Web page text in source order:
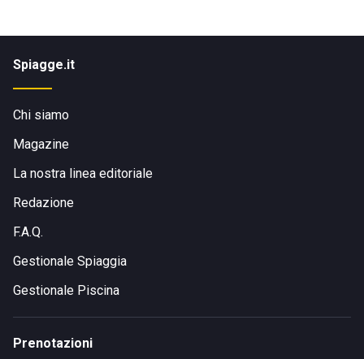
Spiagge.it
Chi siamo
Magazine
La nostra linea editoriale
Redazione
F.A.Q.
Gestionale Spiaggia
Gestionale Piscina
Prenotazioni